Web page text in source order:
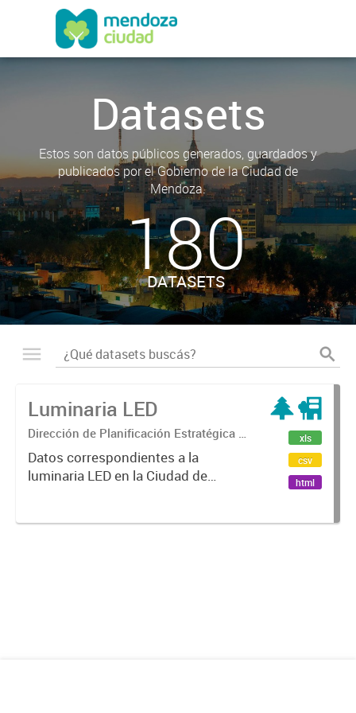
Datasets
Estos son datos públicos generados, guardados y
publicados por el Gobierno de la Ciudad de
Mendoza.
180
DATASETS
Luminaria LED
Dirección de Planificación Estratégica y
Gobierno Abierto
Datos correspondientes a la
luminaria LED en la Ciudad de
xls
csv
html